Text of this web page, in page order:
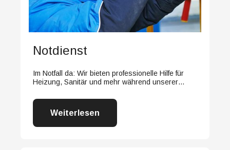
Notdienst
Im Notfall da: Wir bieten professionelle Hilfe für
Heizung, Sanitär und mehr während unserer
Weiterlesen